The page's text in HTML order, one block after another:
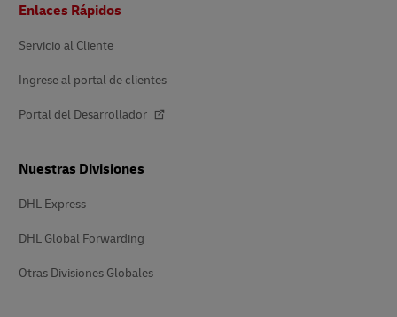
de
Enlaces Rápidos
Servicio al Cliente
Ingrese al portal de clientes
Portal del Desarrollador
Nuestras Divisiones
DHL Express
DHL Global Forwarding
Otras Divisiones Globales